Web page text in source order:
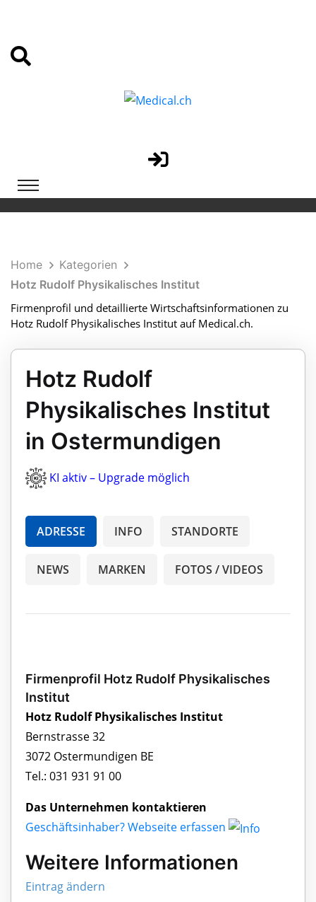
Home
Kategorien
Hotz Rudolf Physikalisches Institut
Firmenprofil und detaillierte Wirtschaftsinformationen zu
Hotz Rudolf Physikalisches Institut auf Medical.ch.
Hotz Rudolf
Physikalisches Institut
in Ostermundigen
KI aktiv – Upgrade möglich
ADRESSE INFO STANDORTE
NEWS MARKEN FOTOS / VIDEOS
Firmenprofil Hotz Rudolf Physikalisches
Institut
Hotz Rudolf Physikalisches Institut
Bernstrasse 32
3072 Ostermundigen BE
Tel.: 031 931 91 00
Das Unternehmen kontaktieren
Geschäftsinhaber? Webseite erfassen
Weitere Informationen
Eintrag ändern